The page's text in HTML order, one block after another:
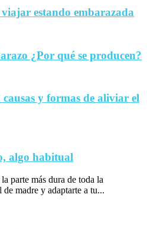
estando embarazada
¿Por qué se producen?
y formas de aliviar el
algo habitual
parte más dura de toda la
madre y adaptarte a tu...